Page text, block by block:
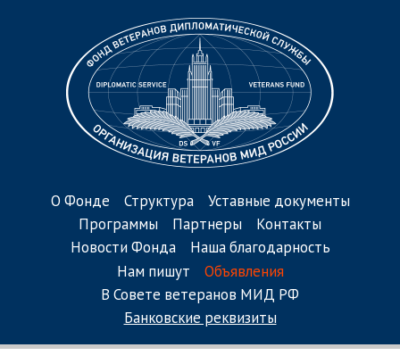
О Фонде Структура
Уставные документы
Программы
Партнеры
Контакты
Новости Фонда
Наша благодарность
Нам пишут
Объявления
В Совете ветеранов МИД РФ
Банковские реквизиты